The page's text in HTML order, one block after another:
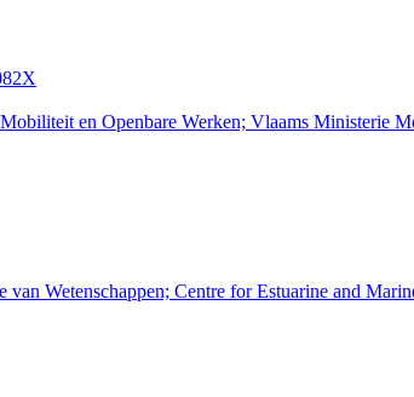
en Openbare Werken; Vlaams Ministerie
Wetenschappen; Centre for Estuarine and